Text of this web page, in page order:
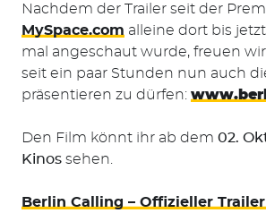
Nachdem der Trailer seit der
MySpace.com alleine dort bis
mal angeschaut wurde, freuen
seit ein paar Stunden nun auch
präsentieren zu dürfen:
Den Film könnt ihr ab dem 02.
Kinos sehen.
Berlin Calling – Offizieller